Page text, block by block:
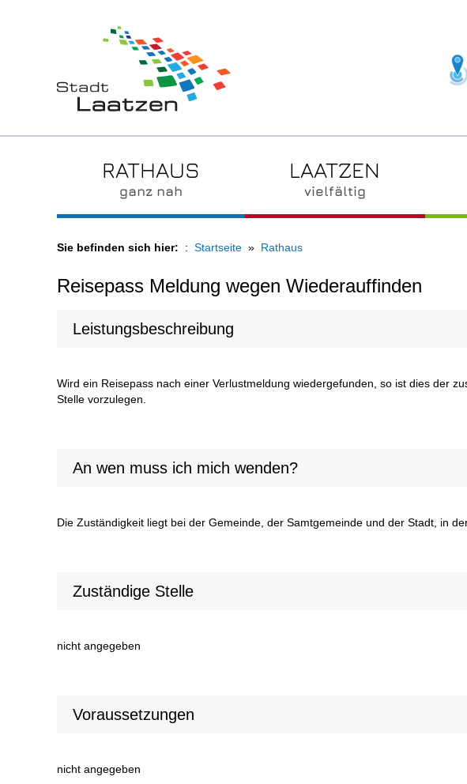
RATHAUS
ganz nah
LAATZEN
vielfältig
Sie befinden sich hier: Startseite Rathaus
Reisepass Meldung wegen Wiederauffinden
Leistungsbeschreibung
Wird ein Reisepass nach einer Verlustmeldung wiedergefunden, so ist dies der
Stelle vorzulegen.
An wen muss ich mich wenden?
Die Zuständigkeit liegt bei der Gemeinde, der Samtgemeinde und der Stadt, in
Zuständige Stelle
nicht angegeben
Voraussetzungen
nicht angegeben